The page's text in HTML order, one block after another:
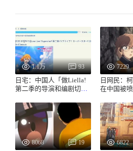
1.1万 93
日宅：中国人「做Liella!
第二季的导演和编剧切腹
8068 19
7229
日网民：
在中国被
6822